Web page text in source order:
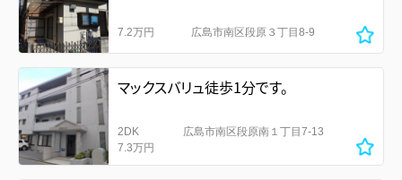
7.2万円 広島市南区段原３丁目8-9
マックスバリュ徒歩1分です。
2DK
7.3万円
広島市南区段原南１丁目7-13